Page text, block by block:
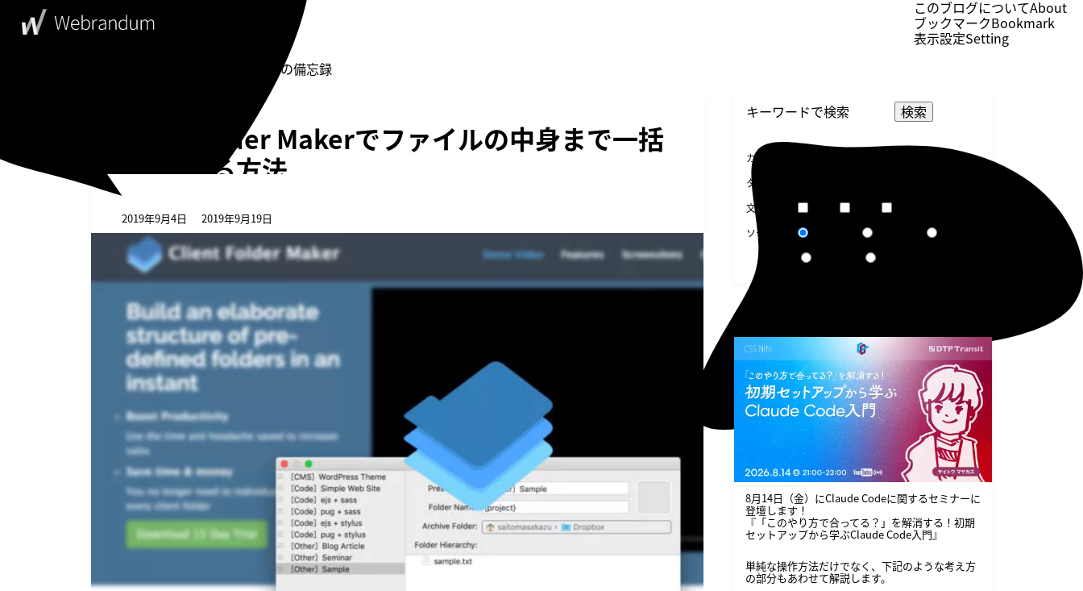
このブログについてAbout
ブックマークBookmark
表示設定Setting
ウェブデザイナーの備忘録
Client Folder Makerでファイルの中身まで一括
で作成する方法
2019年9月4日 2019年9月19日
検索
カテゴリー
タグ
文章量
ソート
8月14日（金）にClaude Codeに関するセミナーに
登壇します！
『「このやり方で合ってる？」を解消する！初期
セットアップから学ぶClaude Code入門』
単純な操作方法だけでなく、下記のような考え方
の部分もあわせて解説します。